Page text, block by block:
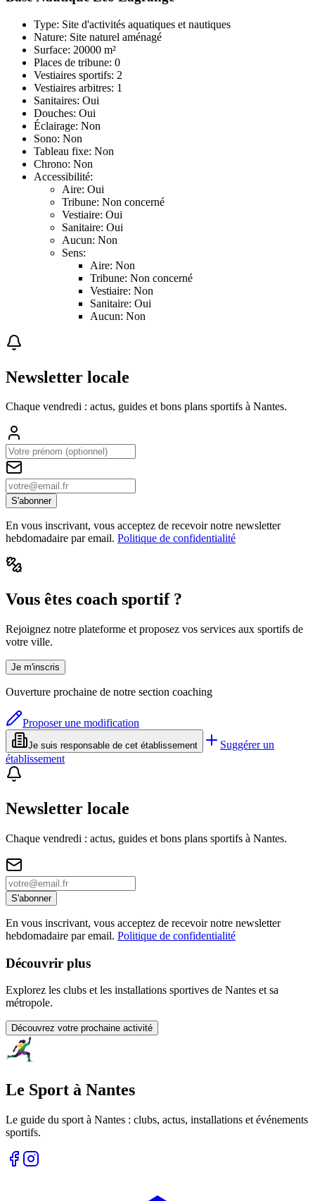
Type: Site d'activités aquatiques et nautiques
Nature: Site naturel aménagé
Surface: 20000 m²
Places de tribune: 0
Vestiaires sportifs: 2
Vestiaires arbitres: 1
Sanitaires: Oui
Douches: Oui
Éclairage: Non
Sono: Non
Tableau fixe: Non
Chrono: Non
Accessibilité:
Aire: Oui
Tribune: Non concerné
Vestiaire: Oui
Sanitaire: Oui
Aucun: Non
Sens:
Aire: Non
Tribune: Non concerné
Vestiaire: Non
Sanitaire: Oui
Aucun: Non
Newsletter locale
Chaque vendredi : actus, guides et bons plans sportifs à Nantes.
S'abonner
En vous inscrivant, vous acceptez de recevoir notre newsletter
hebdomadaire par email. Politique de confidentialité
Vous êtes coach sportif ?
Rejoignez notre plateforme et proposez vos services aux sportifs de
votre ville.
Je m'inscris
Ouverture prochaine de notre section coaching
Proposer une modification
Je suis responsable de cet établissement
Suggérer un
établissement
Newsletter locale
Chaque vendredi : actus, guides et bons plans sportifs à Nantes.
S'abonner
En vous inscrivant, vous acceptez de recevoir notre newsletter
hebdomadaire par email. Politique de confidentialité
Découvrir plus
Explorez les clubs et les installations sportives de Nantes et sa
métropole.
Découvrez votre prochaine activité
Le Sport à Nantes
Le guide du sport à Nantes : clubs, actus, installations et événements
sportifs.